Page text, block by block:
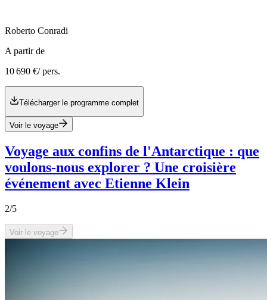
Roberto Conradi
A partir de
10 690 €/ pers.
Télécharger le programme complet
Voir le voyage
Voyage aux confins de l'Antarctique : que
voulons-nous explorer ? Une croisière
événement avec Etienne Klein
2/5
Voir le voyage